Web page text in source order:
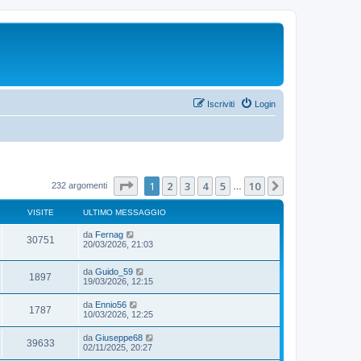
Login
Iscriviti
232 argomenti Pagina di 10
1 2 3 4 5 10
VISITE ULTIMO MESSAGGIO
30751 da Fernag
20/03/2026, 21:03
1897 da Guido_59
19/03/2026, 12:15
1787 da Ennio56
10/03/2026, 12:25
39633 da Giuseppe68
02/11/2025, 20:27